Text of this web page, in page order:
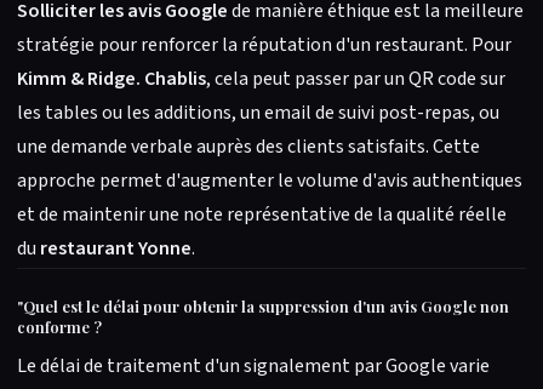
Solliciter les avis Googlede manière éthique est la meilleure
stratégie pour renforcer la réputation d'un restaurant. Pour
Kimm & Ridge. Chablis, cela peut passer par un QR code sur
les tables ou les additions, un email de suivi post-repas, ou
une demande verbale auprès des clients satisfaits. Cette
approche permet d'augmenter le volume d'avis authentiques
et de maintenir une note représentative de la qualité réelle
du restaurant Yonne.
"Quel est le délai pour obtenir la suppression d'un avis Google non
conforme ?
Le délai de traitement d'un signalement par Google varie